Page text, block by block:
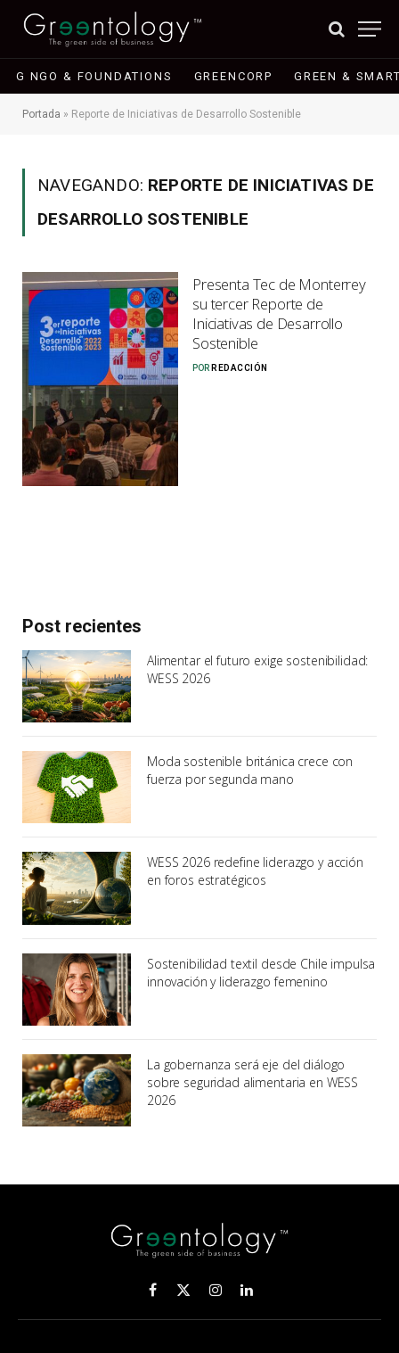
G NGO & FOUNDATIONS GREENCORP GREEN &
Portada » Reporte de Iniciativas de Desarrollo Sostenible
NAVEGANDO: REPORTE DE INICIATIVAS DE
DESARROLLO SOSTENIBLE
Presenta Tec de Monterrey
su tercer Reporte de
Iniciativas de Desarrollo
Sostenible
POR REDACCIÓN
Post recientes
Alimentar el futuro exige sostenibilidad:
WESS 2026
Moda sostenible británica crece con
fuerza por segunda mano
WESS 2026 redefine liderazgo y acción
en foros estratégicos
Sostenibilidad textil desde Chile impulsa
innovación y liderazgo femenino
La gobernanza será eje del diálogo
sobre seguridad alimentaria en WESS
2026
Facebook
X
(Twitter)
InstagramLinkedIn